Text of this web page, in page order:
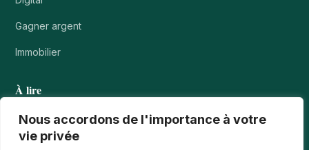
Nous accordons de l'importance à votre
vie privée
Gagner argent
Immobilier
À lire
Tournois casino : comprendre points, rangs et…
Les paiements numériques face aux nouvelles cyberfraudes